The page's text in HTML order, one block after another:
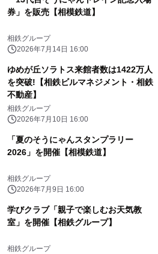
券」を販売【相模鉄道】
相鉄グループ
2026年7月14日 16:00
ゆめが丘ソラトス来館者数は1422万人
を突破!【相鉄ビルマネジメント・相鉄
不動産】
相鉄グループ
2026年7月10日 16:00
「夏のそうにゃんスタンプラリー
2026」を開催【相模鉄道】
相鉄グループ
2026年7月9日 16:00
学びクラブ「親子で楽しむお天気教
室」を開催【相鉄グループ】
相鉄グループ